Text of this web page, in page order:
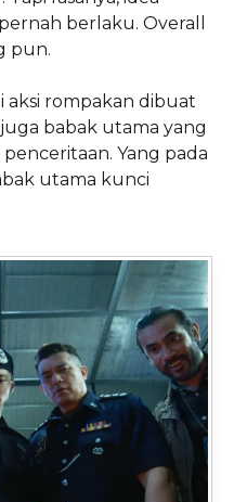
berlaku. Overall
pun.
aksi rompakan dibuat
babak utama yang
Yang pada
utama kunci